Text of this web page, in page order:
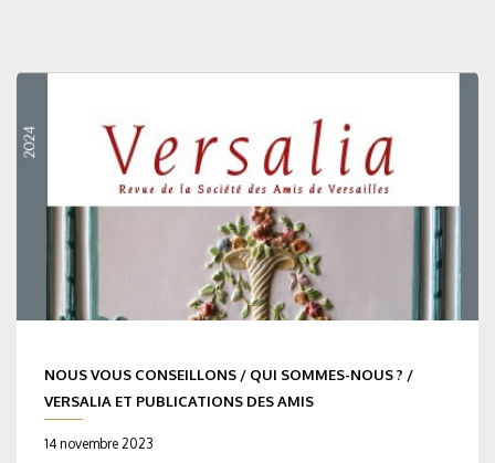
NOUS VOUS CONSEILLONS / QUI SOMMES-NOUS ? /
VERSALIA ET PUBLICATIONS DES AMIS
14 novembre 2023